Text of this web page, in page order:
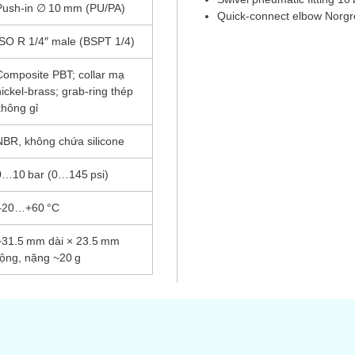
in ∅ 10 mm (PU/PA)
R 1/4″ male (BSPT 1/4)
PBT; collar mạ
brass; grab-ring thép
gỉ
không chứa silicone
bar (0…145 psi)
°C
mm dài × 23.5 mm
nặng ~20 g
Quick-connect elbow